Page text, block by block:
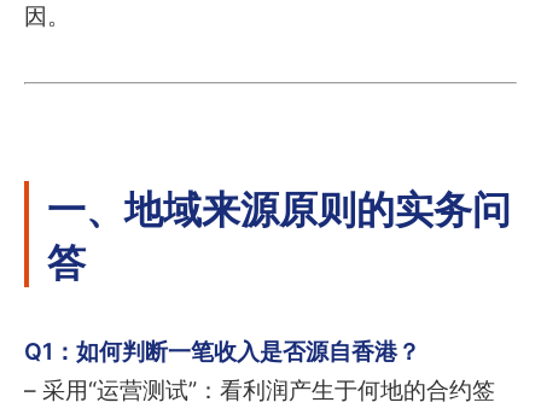
因。
一、地域来源原则的实务问
答
Q1：如何判断一笔收入是否源自香港？
– 采用“运营测试”：看利润产生于何地的合约签